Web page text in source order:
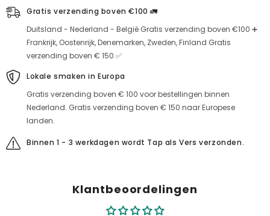
500
g
g
Gratis verzending boven €100 🚛
Duitsland - Nederland - België Gratis verzending boven €100 ➕
Frankrijk, Oostenrijk, Denemarken, Zweden, Finland Gratis
verzending boven € 150 ✅
Lokale smaken in Europa
Gratis verzending boven € 100 voor bestellingen binnen
Nederland. Gratis verzending boven € 150 naar Europese
landen.
Binnen 1 - 3 werkdagen wordt Tap als Vers verzonden.
Klantbeoordelingen